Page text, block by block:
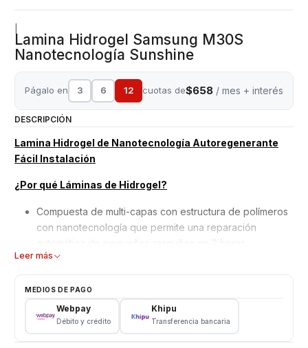
Lamina Hidrogel Samsung M30S
Nanotecnología Sunshine
Págalo en 3 6 12 cuotas de$658 / mes + interés
DESCRIPCIÓN
Lamina Hidrogel de Nanotecnología Autoregenerante
Fácil Instalación
¿Por qué Láminas de Hidrogel?
Compuesta de multi-capas con estructura de polímeros
con nanotecnología que permite una reparación
automática de pequeños rasguños en 2 horas.
Mejor adaptación y absorción de golpes, debido a su
No interfiere en el reconocimiento de la huella dactilar
en pantalla.
Material ultra delgado adaptable a todos los equipos,
Leer más
MEDIOS DE PAGO
Webpay
Débito y crédito
Khipu
Transferencia bancaria